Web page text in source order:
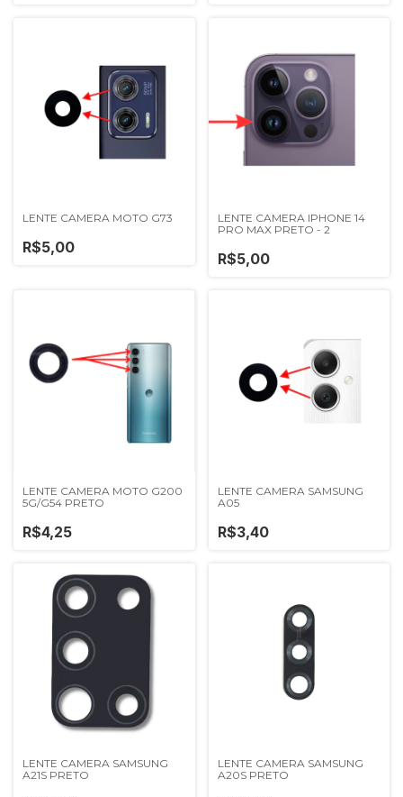
LENTE CAMERA MOTO G73
R$5,00
LENTE CAMERA IPHONE 14
PRO MAX PRETO - 2
R$5,00
LENTE CAMERA MOTO G200
5G/G54 PRETO
R$4,25
LENTE CAMERA SAMSUNG
A05
R$3,40
LENTE CAMERA SAMSUNG
A21S PRETO
LENTE CAMERA SAMSUNG
A20S PRETO